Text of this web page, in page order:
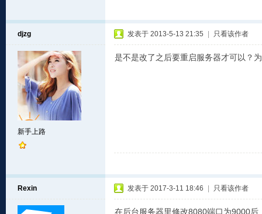
djzg
新手上路
发表于 2013-5-13 21:35 只看该作者
是不是改了之后要重启服务器才可以？
Rexin 发表于 2017-3-11 18:46 只看该作者
在后台服务器里修改8080端口为9000